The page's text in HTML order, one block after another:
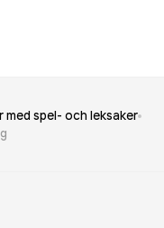
spel- och leksaker